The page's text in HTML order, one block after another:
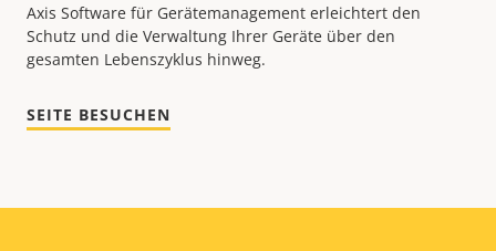
Axis Software für Gerätemanagement erleichtert den
Schutz und die Verwaltung Ihrer Geräte über den
gesamten Lebenszyklus hinweg.
SEITE BESUCHEN